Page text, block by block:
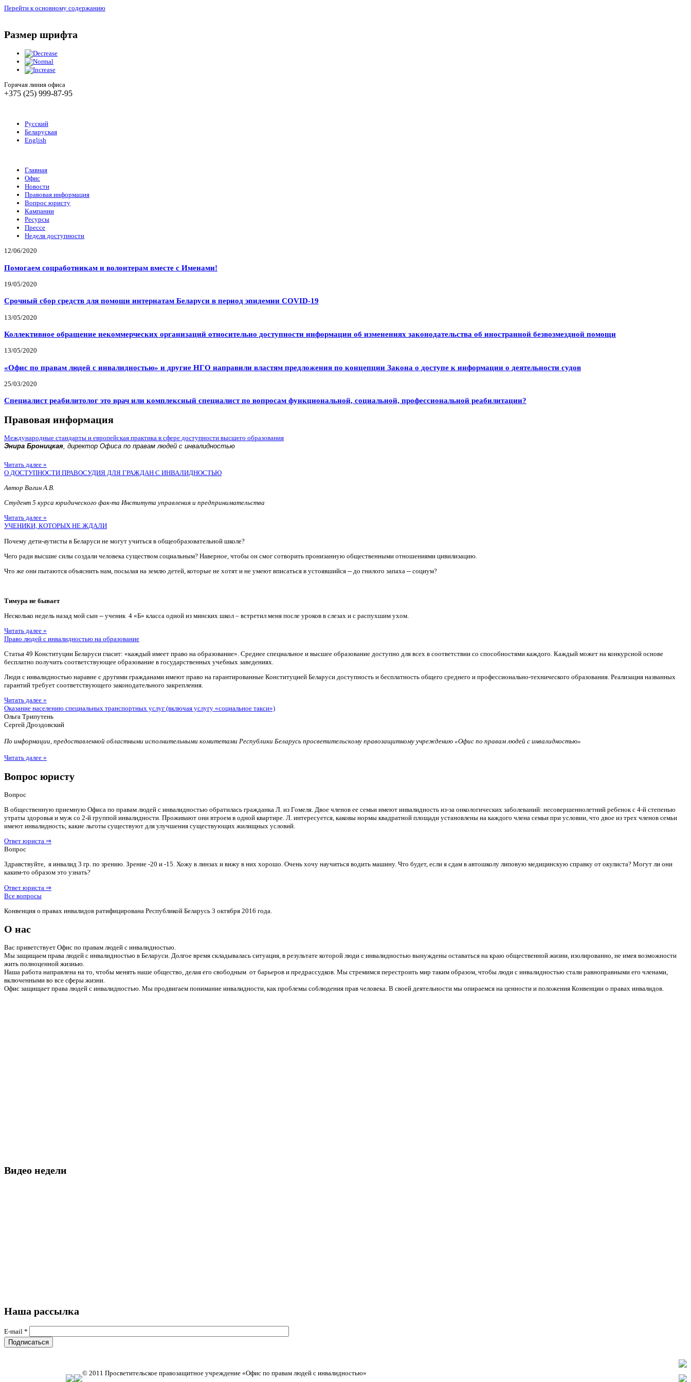
Перейти к основному содержанию
Размер шрифта
Горячая линия офиса
+375 (25) 999-87-95
Русский
Беларуская
English
Главная
Офис
Новости
Правовая информация
Вопрос юристу
Кампании
Ресурсы
Прессе
Неделя доступности
12/06/2020
Помогаем соцработникам и волонтерам вместе с Именами!
19/05/2020
Срочный сбор средств для помощи интернатам Беларуси в период эпидемии COVID-19
13/05/2020
Коллективное обращение некоммерческих организаций относительно доступности информации об изменениях законодательства об иностранной безвозмездной помощи
13/05/2020
«Офис по правам людей с инвалидностью» и другие НГО направили властям предложения по концепции Закона о доступе к информации о деятельности судов
25/03/2020
Специалист реабилитолог это врач или комплексный специалист по вопросам функциональной, социальной, профессиональной реабилитации?
Правовая информация
Международные стандарты и европейская практика в сфере доступности высшего образования
Энира Броницкая, директор Офиса по правам людей с инвалидностью
Читать далее »
О ДОСТУПНОСТИ ПРАВОСУДИЯ ДЛЯ ГРАЖДАН С ИНВАЛИДНОСТЬЮ
Автор Вагин А.В.
Студент 5 курса юридического фак-та Института управления и предпринимательства
Читать далее »
УЧЕНИКИ, КОТОРЫХ НЕ ЖДАЛИ
Почему дети-аутисты в Беларуси не могут учиться в общеобразовательной школе?
Чего ради высшие силы создали человека существом социальным? Наверное, чтобы он смог сотворить пронизанную общественными отношениями цивилизацию.
Что же они пытаются объяснить нам, посылая на землю детей, которые не хотят и не умеют вписаться в устоявшийся -- до гнилого запаха -- социум?
Тимура не бывает
Несколько недель назад мой сын -- ученик 4 «Б» класса одной из минских школ – встретил меня после уроков в слезах и с распухшим ухом.
Читать далее »
Право людей с инвалидностью на образование
Статья 49 Конституции Беларуси гласит: «каждый имеет право на образование». Среднее специальное и высшее образование доступно для всех в соответствии со способностями каждого. Каждый может на конкурсной основе
бесплатно получить соответствующее образование в государственных учебных заведениях.
Люди с инвалидностью наравне с другими гражданами имеют право на гарантированные Конституцией Беларуси доступность и бесплатность общего среднего и профессионально-технического образования. Реализация названных
гарантий требует соответствующего законодательного закрепления.
Читать далее »
Оказание населению специальных транспортных услуг (включая услугу «социальное такси»)
Ольга Трипутень
Сергей Дроздовский
По информации, предоставленной областными исполнительными комитетами Республики Беларусь просветительскому правозащитному учреждению «Офис по правам людей с инвалидностью»
Читать далее »
Вопрос юристу
Вопрос
В общественную приемную Офиса по правам людей с инвалидностью обратилась гражданка Л. из Гомеля. Двое членов ее семьи имеют инвалидность из-за онкологических заболеваний: несовершеннолетний ребенок с 4-й степенью
утраты здоровья и муж со 2-й группой инвалидности. Проживают они втроем в одной квартире. Л. интересуется, каковы нормы квадратной площади установлены на каждого члена семьи при условии, что двое из трех членов семьи
имеют инвалидность; какие льготы существуют для улучшения существующих жилищных условий.
Ответ юриста ⇒
Вопрос
Здравствуйте, я инвалид 3 гр. по зрению. Зрение -20 и -15. Хожу в линзах и вижу в них хорошо. Очень хочу научиться водить машину. Что будет, если я сдам в автошколу липовую медицинскую справку от окулиста? Могут ли они
каким-то образом это узнать?
Ответ юриста ⇒
Все вопросы
Конвенция о правах инвалидов ратифицирована Республикой Беларусь 3 октября 2016 года.
О нас
Вас приветствует Офис по правам людей с инвалидностью.
Мы защищаем права людей с инвалидностью в Беларуси. Долгое время складывалась ситуация, в результате которой люди с инвалидностью вынуждены оставаться на краю общественной жизни, изолированно, не имея возможности
жить полноценной жизнью.
Наша работа направлена на то, чтобы менять наше общество, делая его свободным от барьеров и предрассудков. Мы стремимся перестроить мир таким образом, чтобы люди с инвалидностью стали равноправными его членами,
включенными во все сферы жизни.
Офис защищает права людей с инвалидностью. Мы продвигаем понимание инвалидности, как проблемы соблюдения прав человека. В своей деятельности мы опираемся на ценности и положения Конвенции о правах инвалидов.
Видео недели
Наша рассылка
E-mail *
© 2011 Просветительское правозащитное учреждение «Офис по правам людей с инвалидностью»